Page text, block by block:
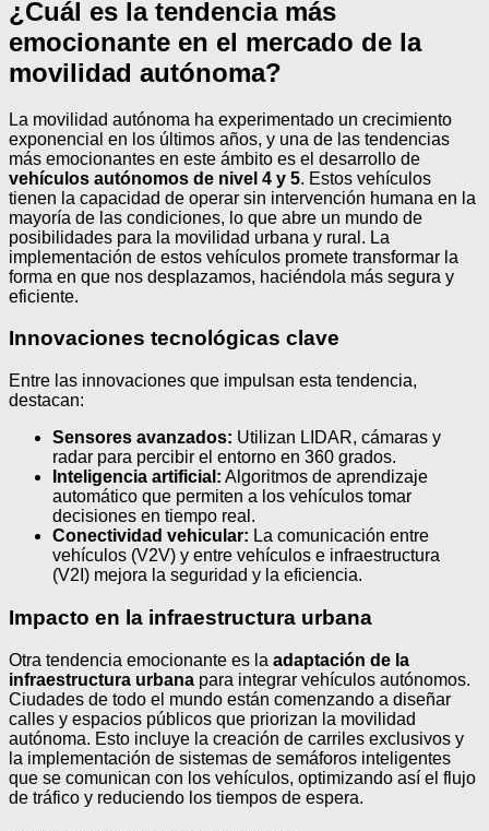
¿Cuál es la tendencia más
emocionante en el mercado de la
movilidad autónoma?
La movilidad autónoma ha experimentado un crecimiento
exponencial en los últimos años, y una de las tendencias
más emocionantes en este ámbito es el desarrollo de
vehículos autónomos de nivel 4 y 5. Estos vehículos
tienen la capacidad de operar sin intervención humana en la
mayoría de las condiciones, lo que abre un mundo de
posibilidades para la movilidad urbana y rural. La
implementación de estos vehículos promete transformar la
forma en que nos desplazamos, haciéndola más segura y
eficiente.
Innovaciones tecnológicas clave
Entre las innovaciones que impulsan esta tendencia,
destacan:
Sensores avanzados: Utilizan LIDAR, cámaras y
radar para percibir el entorno en 360 grados.
Inteligencia artificial: Algoritmos de aprendizaje
automático que permiten a los vehículos tomar
decisiones en tiempo real.
Conectividad vehicular: La comunicación entre
vehículos (V2V) y entre vehículos e infraestructura
(V2I) mejora la seguridad y la eficiencia.
Impacto en la infraestructura urbana
Otra tendencia emocionante es la adaptación de la
infraestructura urbana para integrar vehículos autónomos.
Ciudades de todo el mundo están comenzando a diseñar
calles y espacios públicos que priorizan la movilidad
autónoma. Esto incluye la creación de carriles exclusivos y
la implementación de sistemas de semáforos inteligentes
que se comunican con los vehículos, optimizando así el flujo
de tráfico y reduciendo los tiempos de espera.